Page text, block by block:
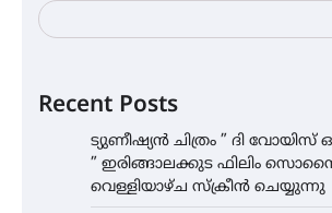
Recent Posts
ട്യുണീഷ്യൻ ചിത്രം ” ദി
” ഇരിങ്ങാലക്കുട ഫിലിം
വെള്ളിയാഴ്ച സ്‌ക്രീൻ ചെയ്യുന്നു